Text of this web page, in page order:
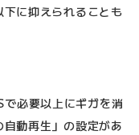
に抑えられることも
必要以上にギガを消
動再生」の設定があ